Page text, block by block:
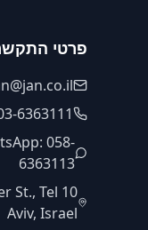
פרטי
6363111
058-
6363113
St., Tel
Aviv, Israel